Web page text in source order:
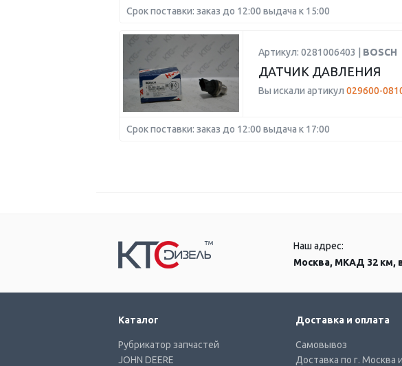
Срок поставки: заказ до 12:00 выдача к 15:00
Артикул: 0281006403 | BOSCH
ДАТЧИК ДАВЛЕНИЯ
Вы искали артикул 029600-
Срок поставки: заказ до 12:00 выдача к 17:00
Наш адрес:
Москва, МКАД 32 км,
Каталог
Рубрикатор запчастей
JOHN DEERE
Доставка и оплата
Самовывоз
Доставка по г. Москва